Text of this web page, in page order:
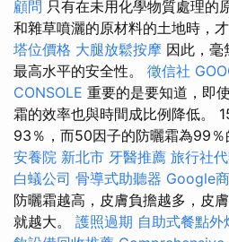
顧問 只有在未用化學物質處理的
和雜草噴灑的原材料的土地時，
塔位價格 大腿放鬆按摩 因此，毫
最高水平的安全性。 徵信社
CONSOLE 重要的是要知道，即
霜的效率也與時間成比例降低。
93％，而50因子的防曬霜為99％
安養院 新北市 牙醫推薦 旅行社
白蟻公司 骨導式助聽器 Google
防曬霜越高，皮膚負擔越多，皮
就越大。 護照過期 自助式餐點外